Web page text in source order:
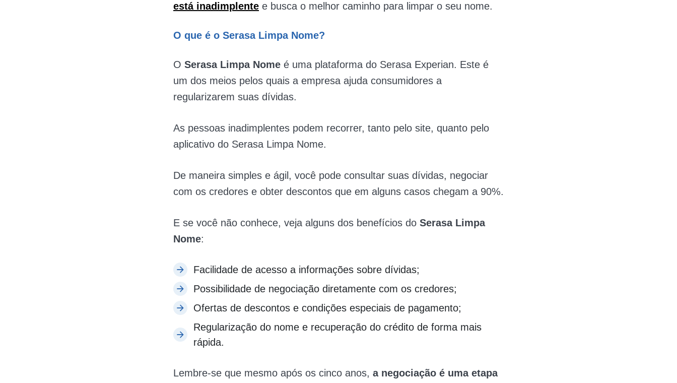
está inadimplente e busca o melhor caminho para limpar o seu nome.
O que é o Serasa Limpa Nome?
O Serasa Limpa Nome é uma plataforma do Serasa Experian. Este é
um dos meios pelos quais a empresa ajuda consumidores a
regularizarem suas dívidas.
As pessoas inadimplentes podem recorrer, tanto pelo site, quanto pelo
aplicativo do Serasa Limpa Nome.
De maneira simples e ágil, você pode consultar suas dívidas, negociar
com os credores e obter descontos que em alguns casos chegam a 90%.
E se você não conhece, veja alguns dos benefícios do Serasa Limpa
Nome:
Facilidade de acesso a informações sobre dívidas;
Possibilidade de negociação diretamente com os credores;
Ofertas de descontos e condições especiais de pagamento;
Regularização do nome e recuperação do crédito de forma mais
rápida.
Lembre-se que mesmo após os cinco anos, a negociação é uma etapa